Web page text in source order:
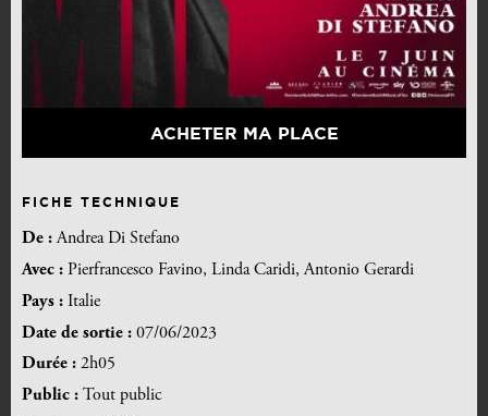
ACHETER MA PLACE
FICHE TECHNIQUE
De :Andrea Di Stefano
Avec : Pierfrancesco Favino, Linda Caridi, Antonio Gerardi
Pays : Italie
Date de sortie : 07/06/2023
Durée : 2h05
Public : Tout public